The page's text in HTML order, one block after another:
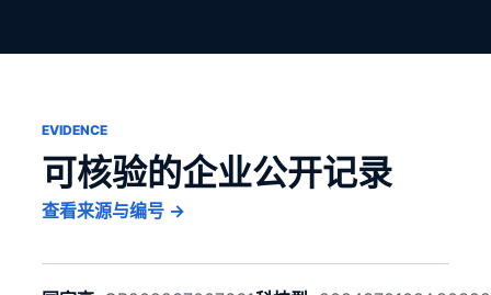
EVIDENCE
可核验的企业公开记录
查看来源与编号 →